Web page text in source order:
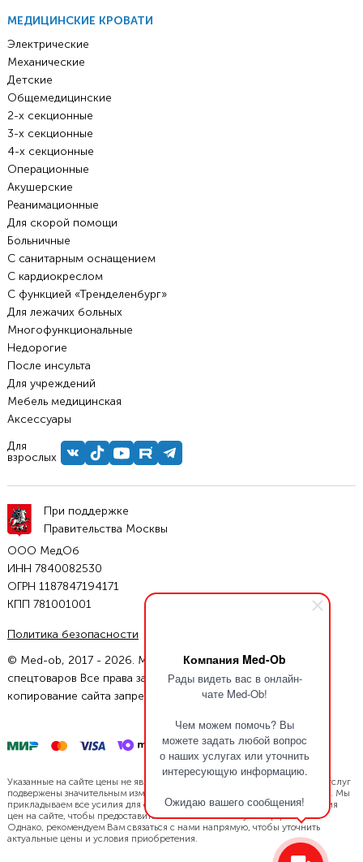
Компания Med-Ob
Рады видеть вас в онлайн-
чате Med-Ob!
Чем можем помочь? Вы
можете задать любой вопрос
о наших услугах или уточнить
интересующую информацию.
Ожидаю вашего сообщения!
МЕДИЦИНСКИЕ КРОВАТИ
Электрические
Механические
Детские
Общемедицинские
2-х секционные
3-х секционные
4-х секционные
Операционные
Акушерские
Реанимационные
Для скорой помощи
Больничные
С санитарным оснащением
С кардиокреслом
С функцией «Тренделенбург»
Для лежачих больных
Многофункциональные
Недорогие
После инсульта
Для учреждений
Мебель медицинская
Аксессуары
Для
взрослых
При поддержке
Правительства Москвы
ООО МедОб
ИНН 7840082530
ОГРН 1187847194171
КПП 781001001
Политика безопасности
© Med-ob, 2017 - 2026. Магазин инвалидных колясок и
спецтоваров Все права защищены. Полное или частичное
копирование сайта запрещено.
Указанные на сайте цены не являются офертой. Цены нашей продукции/услуг
подвержены значительным изменениям в связи с динамикой курса валют. Мы
прикладываем все усилия для своевременной актуализации и обновления
цен на сайте, чтобы предоставить Вам наиболее точную информацию.
Однако, рекомендуем Вам связаться с нами напрямую, чтобы уточнить
актуальные цены и условия приобретения.